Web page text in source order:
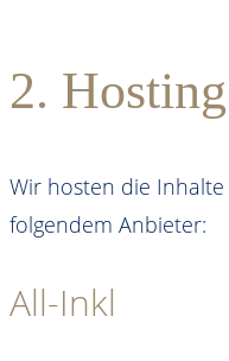
2. Hosting
Wir hosten die
folgendem Anbieter:
All-Inkl